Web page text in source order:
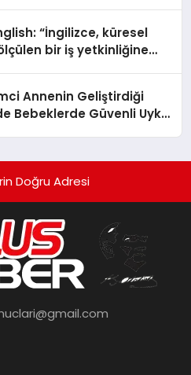
“İngilizce, küresel
bir iş yetkinliğine
Annenin Geliştirdiği
Bebeklerde Güvenli Uyku
Doğru Adresi